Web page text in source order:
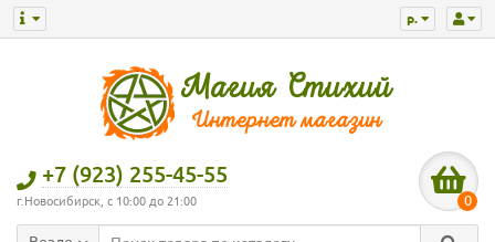
р.
+7 (923) 255-45-55
г.Новосибирск, с 10:00 до 21:00 0